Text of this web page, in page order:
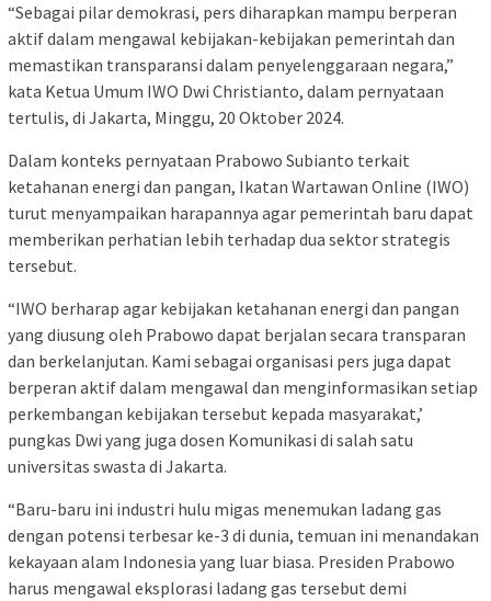
“Sebagai pilar demokrasi, pers diharapkan mampu berperan
aktif dalam mengawal kebijakan-kebijakan pemerintah dan
memastikan transparansi dalam penyelenggaraan negara,”
kata Ketua Umum IWO Dwi Christianto, dalam pernyataan
tertulis, di Jakarta, Minggu, 20 Oktober 2024.
Dalam konteks pernyataan Prabowo Subianto terkait
ketahanan energi dan pangan, Ikatan Wartawan Online (IWO)
turut menyampaikan harapannya agar pemerintah baru dapat
memberikan perhatian lebih terhadap dua sektor strategis
tersebut.
“IWO berharap agar kebijakan ketahanan energi dan pangan
yang diusung oleh Prabowo dapat berjalan secara transparan
dan berkelanjutan. Kami sebagai organisasi pers juga dapat
berperan aktif dalam mengawal dan menginformasikan setiap
perkembangan kebijakan tersebut kepada masyarakat,’
pungkas Dwi yang juga dosen Komunikasi di salah satu
universitas swasta di Jakarta.
“Baru-baru ini industri hulu migas menemukan ladang gas
dengan potensi terbesar ke-3 di dunia, temuan ini menandakan
kekayaan alam Indonesia yang luar biasa. Presiden Prabowo
harus mengawal eksplorasi ladang gas tersebut demi